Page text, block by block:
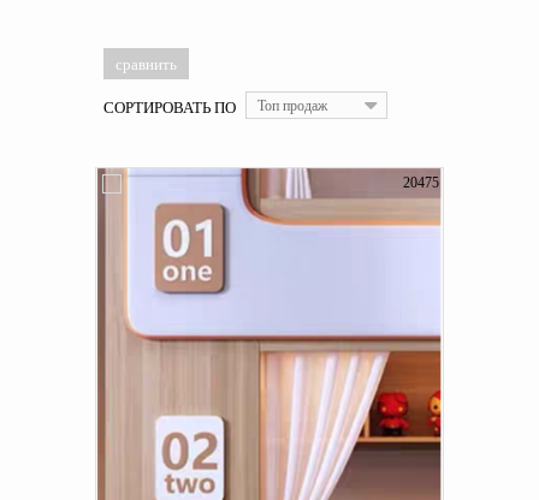
СОРТИРОВАТЬ ПО Топ продаж
20475